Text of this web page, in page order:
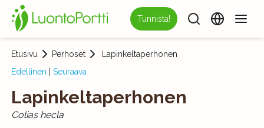
Tunnista!
Etusivu Perhoset
Lapinkeltaperhonen
Edellinen
Seuraava
Lapinkeltaperhonen
Colias hecla